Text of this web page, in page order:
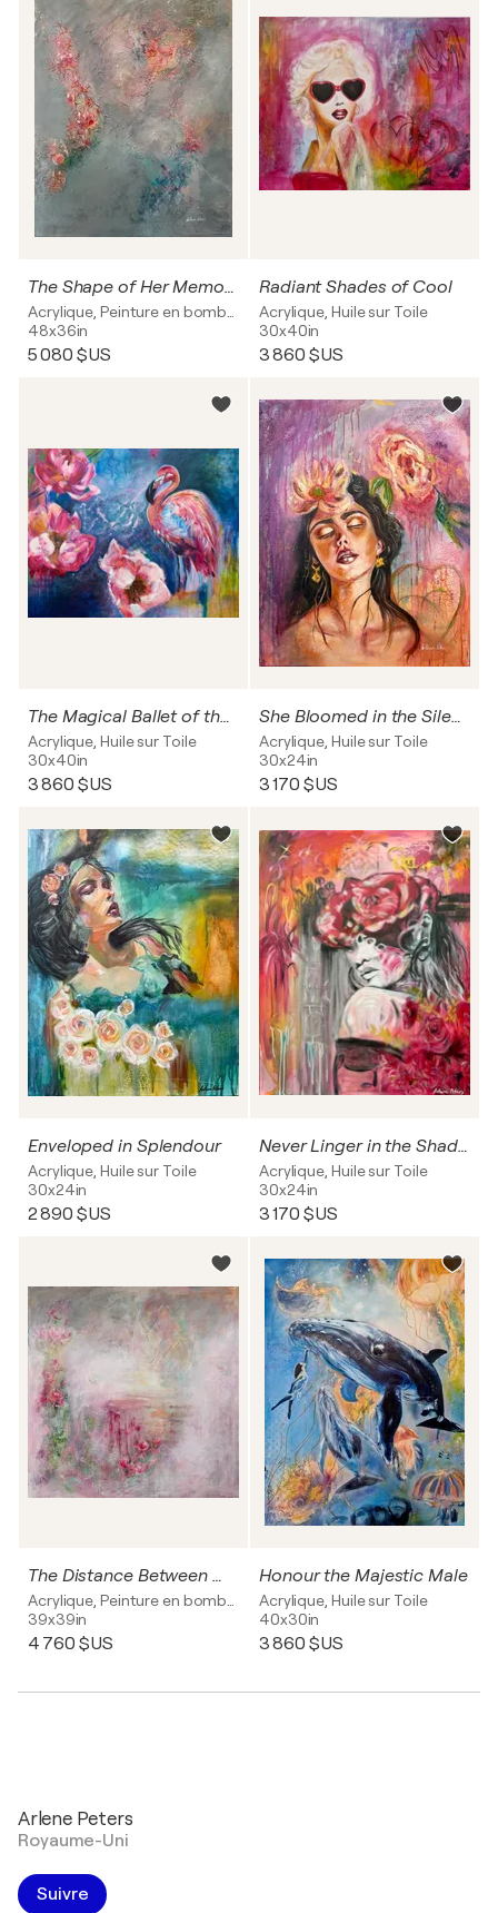
The Shape of Her Memory
48x36in
5 080 $US
Radiant Shades of Cool
Acrylique, Huile sur Toile
30x40in
3 860 $US
The Magical Ballet of the Pink Flamingo
Acrylique, Huile sur Toile
30x40in
3 860 $US
She Bloomed in the Silence
Acrylique, Huile sur Toile
30x24in
3 170 $US
Enveloped in Splendour
Acrylique, Huile sur Toile
30x24in
2 890 $US
Never Linger in the Shadows of Yesterday
Acrylique, Huile sur Toile
30x24in
3 170 $US
The Distance Between Whispers
39x39in
4 760 $US
Honour the Majestic Male
Acrylique, Huile sur Toile
40x30in
3 860 $US
Arlene Peters
Royaume-Uni
Suivre